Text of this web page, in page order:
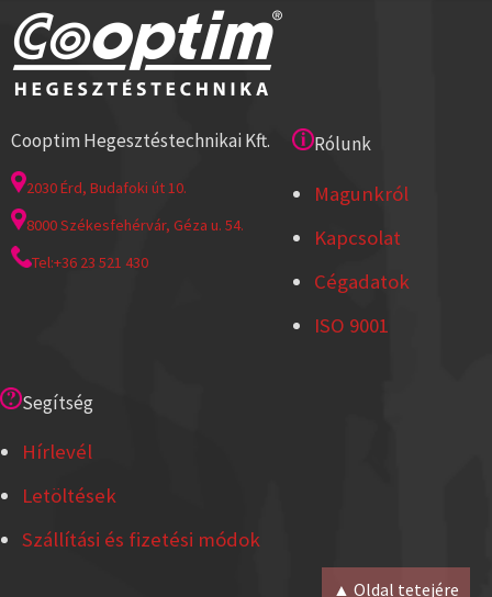
▲ Oldal tetejére
Cooptim Hegesztéstechnikai Kft.
2030 Érd, Budafoki út 10.
8000 Székesfehérvár, Géza u. 54.
Tel:+36 23 521 430
Rólunk
Magunkról
Kapcsolat
Cégadatok
ISO 9001
Segítség
Hírlevél
Letöltések
Szállítási és fizetési módok